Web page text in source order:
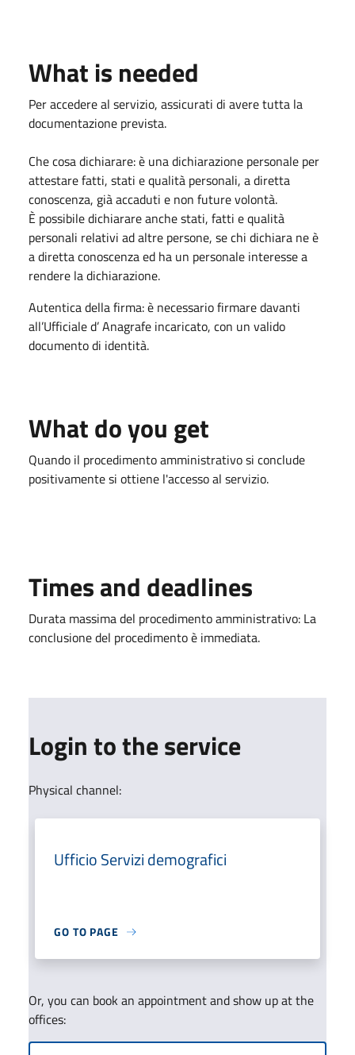
What is needed
Per accedere al servizio, assicurati di avere tutta la
documentazione prevista.
Che cosa dichiarare: è una dichiarazione personale per
attestare fatti, stati e qualità personali, a diretta
conoscenza, già accaduti e non future volontà.
È possibile dichiarare anche stati, fatti e qualità
personali relativi ad altre persone, se chi dichiara ne è
a diretta conoscenza ed ha un personale interesse a
rendere la dichiarazione.
Autentica della firma: è necessario firmare davanti
all’Ufficiale d’ Anagrafe incaricato, con un valido
documento di identità.
What do you get
Quando il procedimento amministrativo si conclude
positivamente si ottiene l'accesso al servizio.
Times and deadlines
Durata massima del procedimento amministrativo: La
conclusione del procedimento è immediata.
Login to the service
Physical channel:
Ufficio Servizi demografici
GO TO PAGE
Or, you can book an appointment and show up at the
offices: